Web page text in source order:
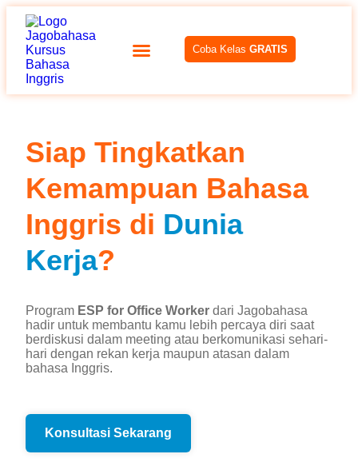
Coba Kelas GRATIS
Siap Tingkatkan
Kemampuan Bahasa
Inggris di Dunia
Kerja?
Program ESP for Office Worker dari Jagobahasa
hadir untuk membantu kamu lebih percaya diri saat
berdiskusi dalam meeting atau berkomunikasi sehari-
hari dengan rekan kerja maupun atasan dalam
bahasa Inggris.
Konsultasi Sekarang